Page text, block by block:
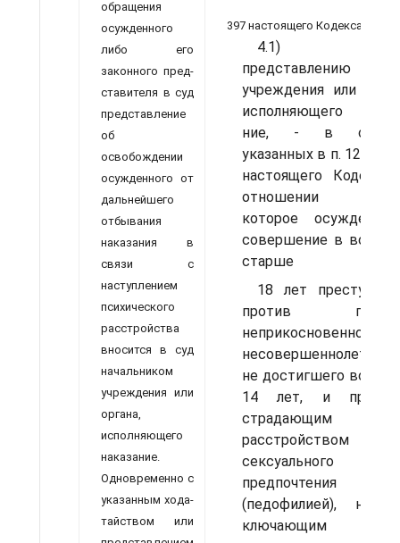
обращения
осуж­денного
либо его
законного пред­
ставителя в суд
представление
об
освобождении
осужденного от
дальнейшего
отбывания
наказания в
связи с
наступлением
психиче­ского
расстройства
вносится в суд
начальником
учреждения или
ор­гана,
исполняющего
наказание.
Одновременно с
указанным хода­
тайством или
397 на­стоящего Кодекса;
4.1)
представлению
учреждения или
исполняющего
ние, - в
указанных в п. 12 ст.
настоящего
от­ношении
которое осуждено
совершение в
старше
18 лет
против
неприкосновенности
несовер­шеннолетнего,
не достигшего
14 лет, и
страдаю­щим
расстройством
сексуального
предпочтения
(педофилией), не
ключающим